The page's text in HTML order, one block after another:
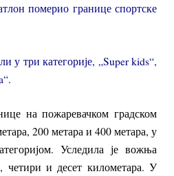
померио границе спортске
у три категорије, „Super kids“,
на пожаревачком градском
200 метара и 400 метара, у
Уследила је вожња
четири и десет километара. У